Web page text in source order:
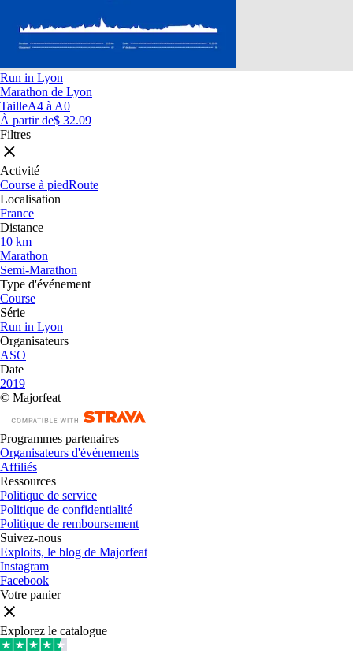
Run in Lyon
Marathon de Lyon
TailleA4 à A0
À partir de$ 32.09
Filtres
Activité
Course à piedRoute
Localisation
France
Distance
10 km
Marathon
Semi-Marathon
Type d'événement
Course
Série
Run in Lyon
Organisateurs
ASO
Date
2019
© Majorfeat
Programmes partenaires
Organisateurs d'événements
Affiliés
Ressources
Politique de service
Politique de confidentialité
Politique de remboursement
Suivez-nous
Exploits, le blog de Majorfeat
Instagram
Facebook
Votre panier
Explorez le catalogue